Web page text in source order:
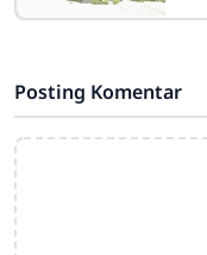
Posting Komentar